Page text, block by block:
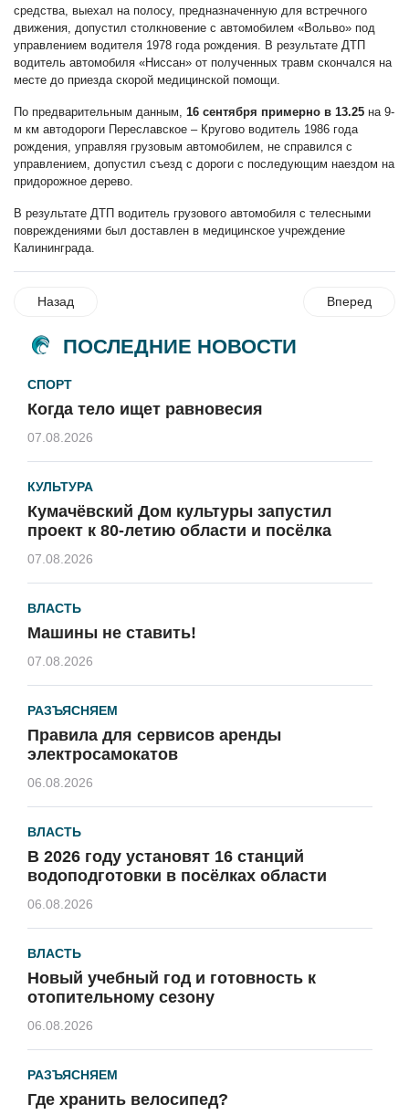
средства, выехал на полосу, предназначенную для встречного
движения, допустил столкновение с автомобилем «Вольво» под
управлением водителя 1978 года рождения. В результате ДТП
водитель автомобиля «Ниссан» от полученных травм скончался на
месте до приезда скорой медицинской помощи.
По предварительным данным, 16 сентября примерно в 13.25 на 9-
м км автодороги Переславское – Кругово водитель 1986 года
рождения, управляя грузовым автомобилем, не справился с
управлением, допустил съезд с дороги с последующим наездом на
придорожное дерево.
В результате ДТП водитель грузового автомобиля с телесными
повреждениями был доставлен в медицинское учреждение
Калининграда.
Назад Вперед
ПОСЛЕДНИЕ НОВОСТИ
СПОРТ
Когда тело ищет равновесия
07.08.2026
КУЛЬТУРА
Кумачёвский Дом культуры запустил
проект к 80-летию области и посёлка
07.08.2026
ВЛАСТЬ
Машины не ставить!
07.08.2026
РАЗЪЯСНЯЕМ
Правила для сервисов аренды
электросамокатов
06.08.2026
ВЛАСТЬ
В 2026 году установят 16 станций
водоподготовки в посёлках области
06.08.2026
ВЛАСТЬ
Новый учебный год и готовность к
отопительному сезону
06.08.2026
РАЗЪЯСНЯЕМ
Где хранить велосипед?